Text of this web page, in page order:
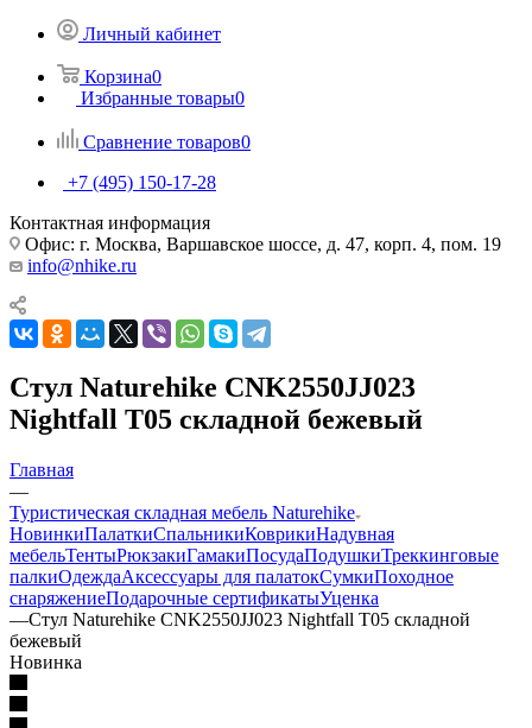
Личный кабинет
Корзина0
Избранные товары0
Сравнение товаров0
+7 (495) 150-17-28
Контактная информация
Офис: г. Москва, Варшавское шоссе, д. 47, корп. 4, пом. 19
info@nhike.ru
Стул Naturehike CNK2550JJ023
Nightfall T05 складной бежевый
Главная
—
Туристическая складная мебель Naturehike
НовинкиПалаткиСпальникиКоврикиНадувная
мебельТентыРюкзакиГамакиПосудаПодушкиТреккинговые
палкиОдеждаАксессуары для палатокСумкиПоходное
снаряжениеПодарочные сертификатыУценка
—Стул Naturehike CNK2550JJ023 Nightfall T05 складной
бежевый
Новинка